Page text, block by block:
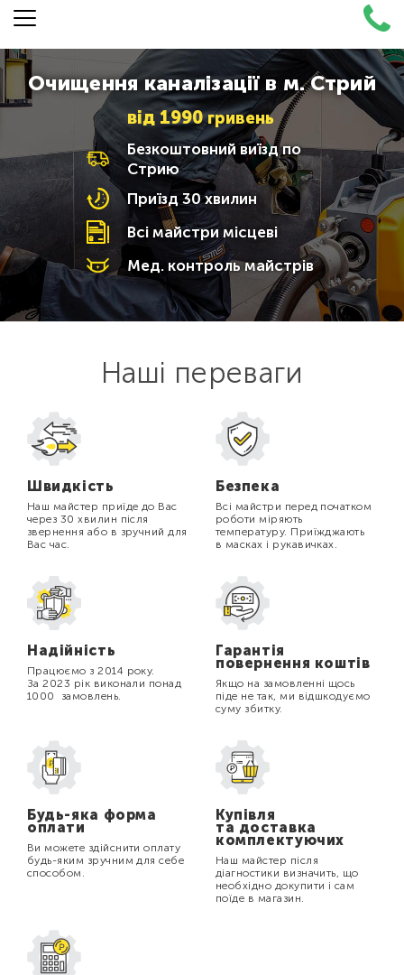
Очищення каналізації в м. Стрий
від 1990 гривень
Безкоштовний виїзд по
Стрию
Приїзд 30 хвилин
Всі майстри місцеві
Мед. контроль майстрів
Наші переваги
Швидкість
Наш майстер приїде до Вас
через 30 хвилин після
звернення або в зручний для
Вас час.
Безпека
Всі майстри перед початком
роботи міряють
температуру. Приїжджають
в масках і рукавичках.
Надійність
Працюємо з 2014 року.
За 2023 рік виконали понад
1000 замовлень.
Гарантія
повернення коштів
Якщо на замовленні щось
піде не так, ми відшкодуємо
суму збитку.
Будь-яка форма
оплати
Ви можете здійснити оплату
будь-яким зручним для себе
способом.
Купівля
та доставка
комплектуючих
Наш майстер після
діагностики визначить, що
необхідно докупити і сам
поїде в магазин.